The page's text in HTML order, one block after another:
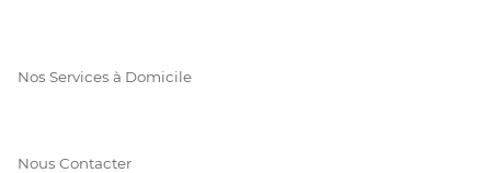
Nos Services à Domicile
Nous Contacter